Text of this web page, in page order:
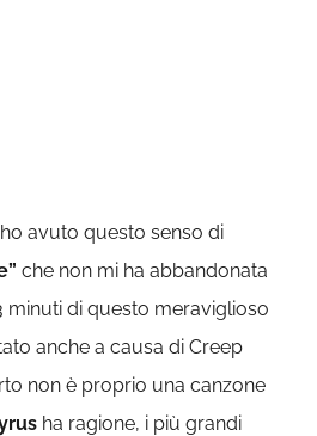
avuto questo senso di
che non mi ha abbandonata
minuti di questo meraviglioso
anche a causa di Creep
non è proprio una canzone
ha ragione, i più grandi